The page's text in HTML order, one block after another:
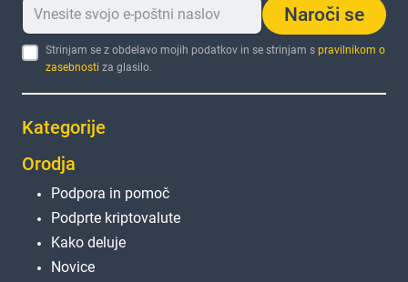
Naroči se
Strinjam se z obdelavo mojih podatkov in se strinjam spravilnikom o
zasebnosti za glasilo.
Kategorije
Orodja
Podpora in pomoč
Podprte kriptovalute
Kako deluje
Novice